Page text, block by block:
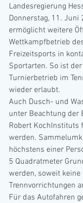
Landesregierung
Donnerstag, 11.
ermöglicht weitere
Wettkampfbetrieb
Freizeitsports in
Sportarten. So ist
Turnierbetrieb im
wieder erlaubt.
Auch Dusch- und
unter Beach­tung der
Robert Koch­Instituts
werden.
höchstens einer
5 Quadratmeter
wer­den, soweit keine
Trennvorrichtungen
Für das Autofahren